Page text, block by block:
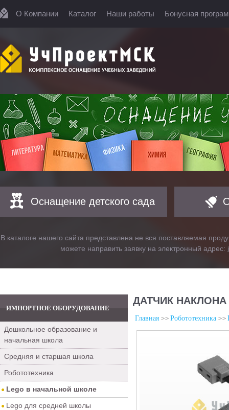
О Компании Каталог Наши работы Бонусная
Оснащение детского сада
В каталоге нашего сайта представлена не вся поставляемая
можете направить заявку на электронный адрес:
ИМПОРТНОЕ ОБОРУДОВАНИЕ
Дошкольное образование и
начальная школа
Средняя и старшая школа
Робототехника
Lego в начальной школе
Lego для средней школы
ДАТЧИК НАКЛОНА
Главная Робототехника